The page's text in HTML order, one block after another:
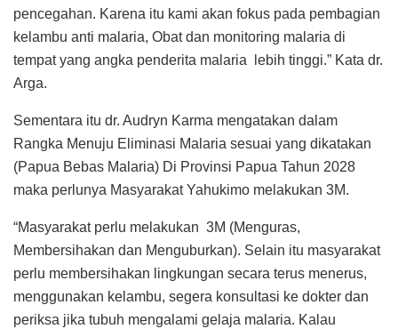
pencegahan. Karena itu kami akan fokus pada pembagian
kelambu anti malaria, Obat dan monitoring malaria di
tempat yang angka penderita malaria lebih tinggi.” Kata dr.
Arga.
Sementara itu dr. Audryn Karma mengatakan dalam
Rangka Menuju Eliminasi Malaria sesuai yang dikatakan
(Papua Bebas Malaria) Di Provinsi Papua Tahun 2028
maka perlunya Masyarakat Yahukimo melakukan 3M.
“Masyarakat perlu melakukan 3M (Menguras,
Membersihakan dan Menguburkan). Selain itu masyarakat
perlu membersihakan lingkungan secara terus menerus,
menggunakan kelambu, segera konsultasi ke dokter dan
periksa jika tubuh mengalami gelaja malaria. Kalau